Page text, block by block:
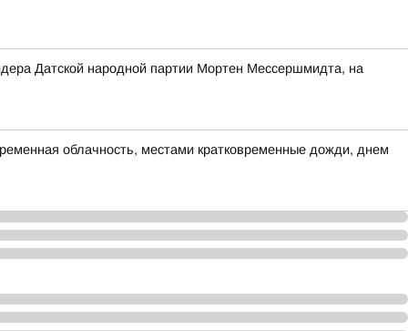
Датской народной партии Мортен Мессершмидта, на
облачность, местами кратковременные дожди, днем